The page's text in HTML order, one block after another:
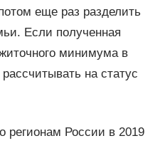
еще раз разделить
Если полученная
минимума в
на статус
России в 2019